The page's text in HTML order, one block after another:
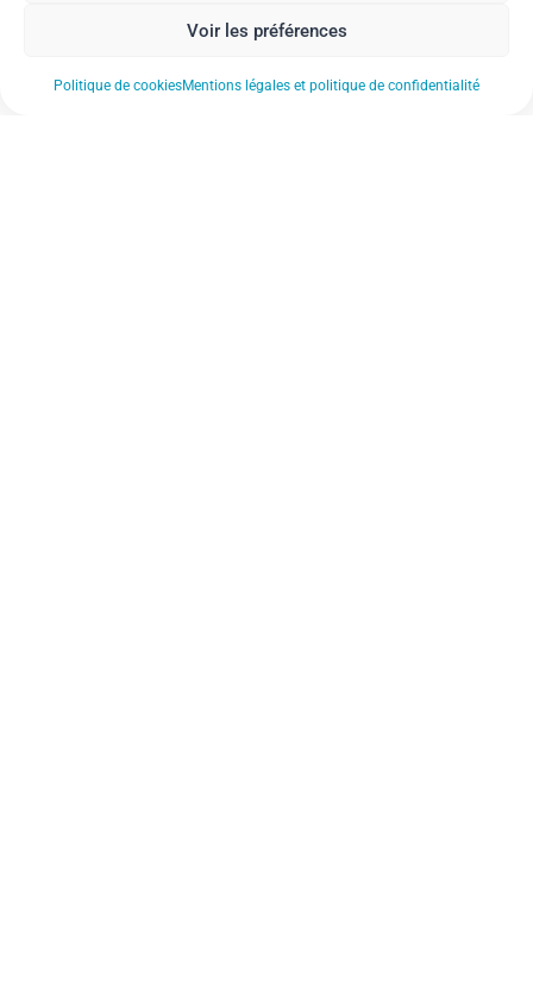
Voir les préférences
Politique de cookiesMentions légales et politique de confidentialité